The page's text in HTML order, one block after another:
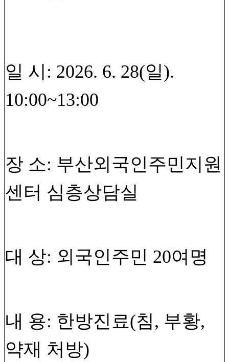
일 시: 2026. 6. 28(일).
10:00~13:00
장 소: 부산외국인주민지원
센터 심층상담실
대 상: 외국인주민 20여명
내 용: 한방진료(침, 부황,
약재 처방)